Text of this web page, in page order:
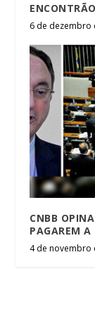
6 de dezembro
CNBB
PAGAREM
4 de novembro